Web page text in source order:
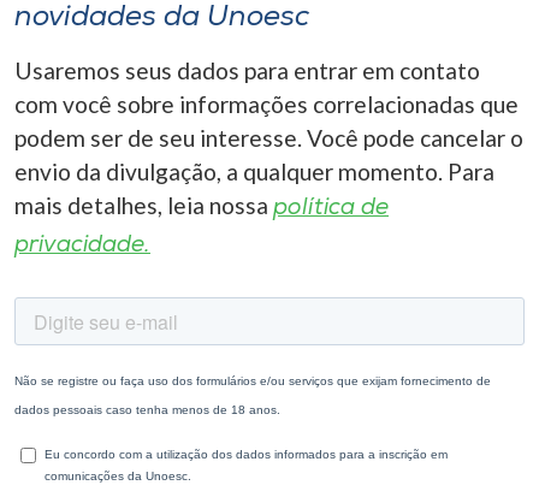
novidades da Unoesc
Usaremos seus dados para entrar em contato
com você sobre informações correlacionadas que
podem ser de seu interesse. Você pode cancelar o
envio da divulgação, a qualquer momento. Para
mais detalhes, leia nossa política de
privacidade.